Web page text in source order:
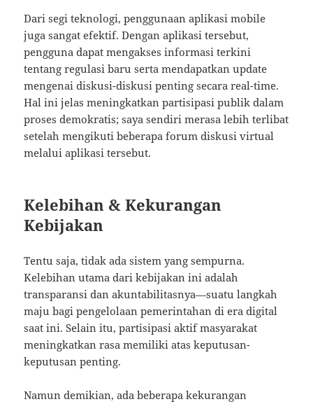
Dari segi teknologi, penggunaan aplikasi mobile
juga sangat efektif. Dengan aplikasi tersebut,
pengguna dapat mengakses informasi terkini
tentang regulasi baru serta mendapatkan update
mengenai diskusi-diskusi penting secara real-time.
Hal ini jelas meningkatkan partisipasi publik dalam
proses demokratis; saya sendiri merasa lebih terlibat
setelah mengikuti beberapa forum diskusi virtual
melalui aplikasi tersebut.
Kelebihan & Kekurangan
Kebijakan
Tentu saja, tidak ada sistem yang sempurna.
Kelebihan utama dari kebijakan ini adalah
transparansi dan akuntabilitasnya—suatu langkah
maju bagi pengelolaan pemerintahan di era digital
saat ini. Selain itu, partisipasi aktif masyarakat
meningkatkan rasa memiliki atas keputusan-
keputusan penting.
Namun demikian, ada beberapa kekurangan